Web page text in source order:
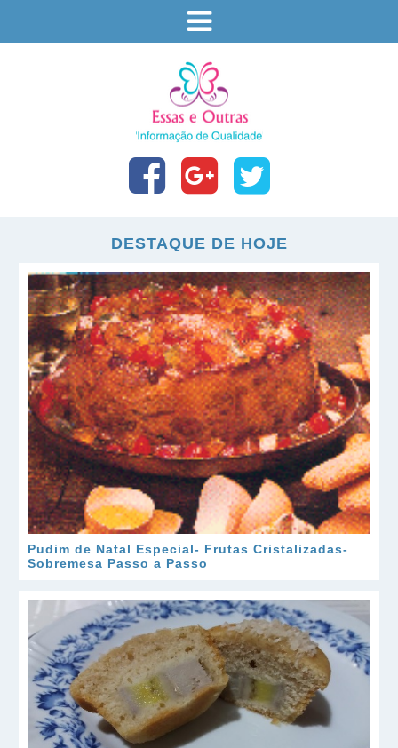
DESTAQUE DE HOJE
Pudim de Natal Especial- Frutas Cristalizadas-
Sobremesa Passo a Passo